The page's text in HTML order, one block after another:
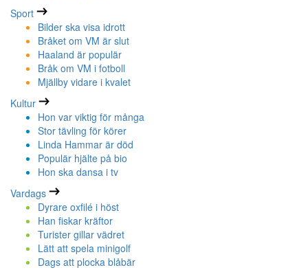
Sport
Bilder ska visa idrott
Bråket om VM är slut
Haaland är populär
Bråk om VM i fotboll
Mjällby vidare i kvalet
Kultur
Hon var viktig för många
Stor tävling för körer
Linda Hammar är död
Populär hjälte på bio
Hon ska dansa i tv
Vardags
Dyrare oxfilé i höst
Han fiskar kräftor
Turister gillar vädret
Lätt att spela minigolf
Dags att plocka blåbär